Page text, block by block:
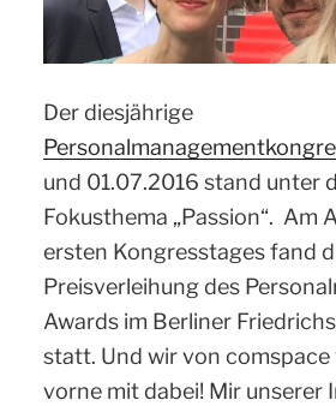
Der diesjährige
und 01.07.2016 stand unter
Fokusthema „Passion“. Am
ersten Kongresstages fand
Preisverleihung des
Awards im Berliner
statt. Und wir von comspace
vorne mit dabei! Mir unserer